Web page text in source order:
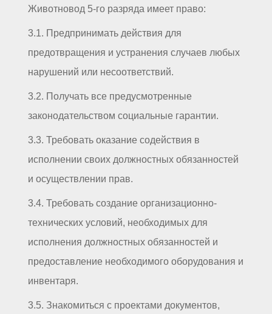
Животновод 5-го разряда имеет право:
3.1. Предпринимать действия для
предотвращения и устранения случаев любых
нарушений или несоответствий.
3.2. Получать все предусмотренные
законодательством социальные гарантии.
3.3. Требовать оказание содействия в
исполнении своих должностных обязанностей
и осуществлении прав.
3.4. Требовать создание организационно-
технических условий, необходимых для
исполнения должностных обязанностей и
предоставление необходимого оборудования и
инвентаря.
3.5. Знакомиться с проектами документов,